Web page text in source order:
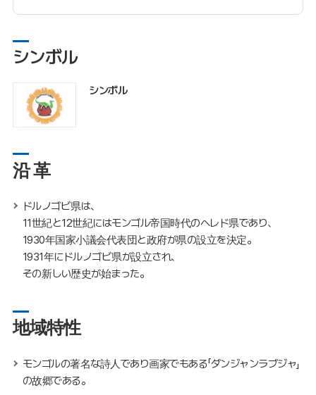
シンボル
シンボル
沿 革
ドルノゴビ県は、
11世紀と12世紀にはモンゴル帝国時代のヘレド県であり、
1930年国家小議会代表団と政府が県の設立を決定。
1931年にドルノゴビ県が設立され、
その新しい歴史が始まった。
地域特性
モンゴルの著名な詩人であり画家でもある「ダンジャンラブジャ」
の故郷である。